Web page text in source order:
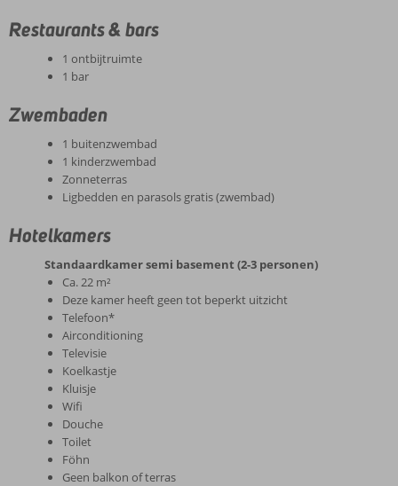
Restaurants & bars
1 ontbijtruimte
1 bar
Zwembaden
1 buitenzwembad
1 kinderzwembad
Zonneterras
Ligbedden en parasols gratis (zwembad)
Hotelkamers
Standaardkamer semi basement (2-3 personen)
Ca. 22 m²
Deze kamer heeft geen tot beperkt uitzicht
Telefoon*
Airconditioning
Televisie
Koelkastje
Kluisje
Wifi
Douche
Toilet
Föhn
Geen balkon of terras